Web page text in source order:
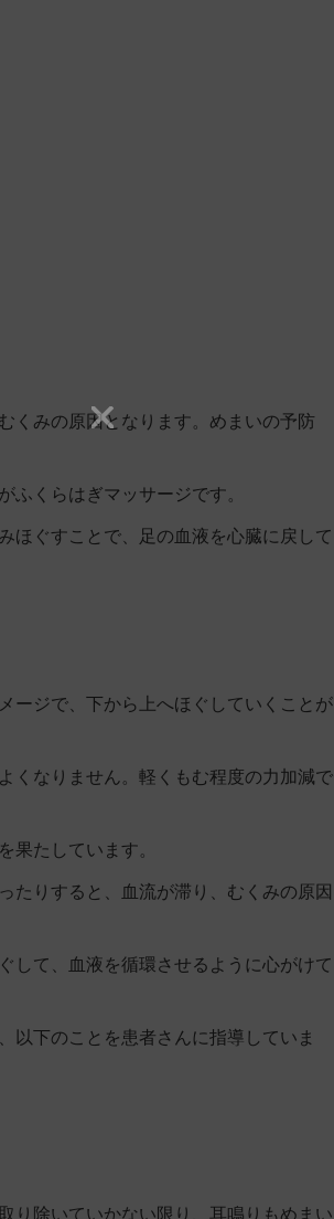
くみの原因となります。めまいの予防
ふくらはぎマッサージです。
ほぐすことで、足の血液を心臓に戻して
ージで、下から上へほぐしていくことが
くなりません。軽くもむ程度の力加減で
果たしています。
たりすると、血流が滞り、むくみの原因
して、血液を循環させるように心がけて
以下のことを患者さんに指導していま
り除いていかない限り、耳鳴りもめまい